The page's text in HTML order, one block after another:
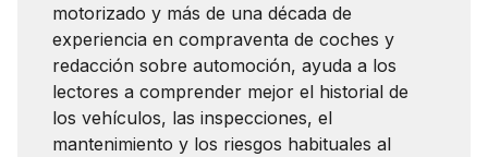
motorizado y más de una década de
experiencia en compraventa de coches y
redacción sobre automoción, ayuda a los
lectores a comprender mejor el historial de
los vehículos, las inspecciones, el
mantenimiento y los riesgos habituales al